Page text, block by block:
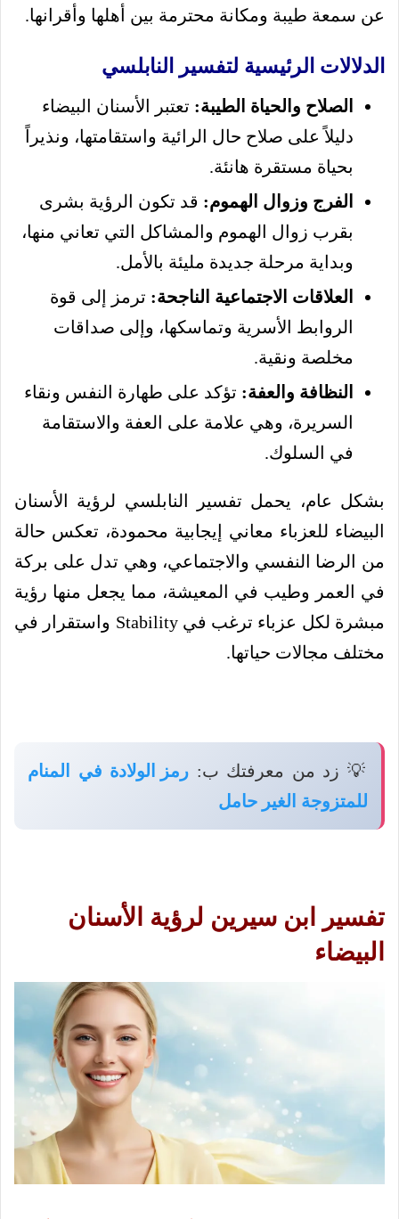
عن سمعة طيبة ومكانة محترمة بين أهلها وأقرانها.
الدلالات الرئيسية لتفسير النابلسي
الصلاح والحياة الطيبة: تعتبر الأسنان البيضاء
دليلاً على صلاح حال الرائية واستقامتها، ونذيراً
بحياة مستقرة هانئة.
الفرج وزوال الهموم: قد تكون الرؤية بشرى
بقرب زوال الهموم والمشاكل التي تعاني منها،
وبداية مرحلة جديدة مليئة بالأمل.
العلاقات الاجتماعية الناجحة: ترمز إلى قوة
الروابط الأسرية وتماسكها، وإلى صداقات
مخلصة ونقية.
النظافة والعفة: تؤكد على طهارة النفس ونقاء
السريرة، وهي علامة على العفة والاستقامة
في السلوك.
بشكل عام، يحمل تفسير النابلسي لرؤية الأسنان
البيضاء للعزباء معاني إيجابية محمودة، تعكس حالة
من الرضا النفسي والاجتماعي، وهي تدل على بركة
في العمر وطيب في المعيشة، مما يجعل منها رؤية
مبشرة لكل عزباء ترغب في Stability واستقرار في
مختلف مجالات حياتها.
💡 زد من معرفتك ب: رمز الولادة في المنام
للمتزوجة الغير حامل
تفسير ابن سيرين لرؤية الأسنان
البيضاء